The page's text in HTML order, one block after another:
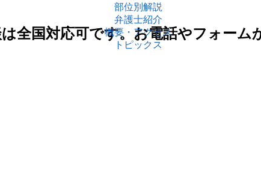
部位別解説
弁護士紹介
概要・アクセス
トピックス
は全国対応可です。お電話やフォー